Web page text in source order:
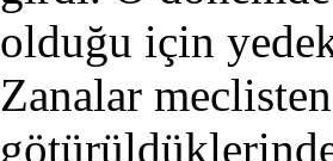
olduğu için
Zanalar